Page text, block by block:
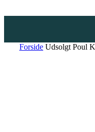
Forside Udsolgt Poul